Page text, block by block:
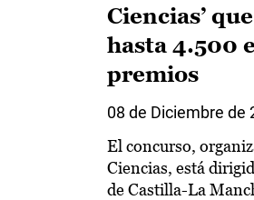
Ciencias’
hasta 4.500
premios
08 de Diciembre de
El concurso,
Ciencias, está
de Castilla-La